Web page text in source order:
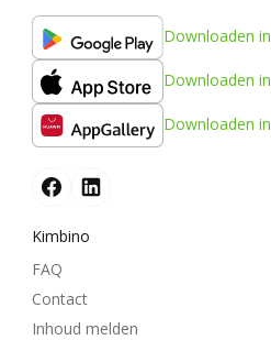
Downloaden in
Downloaden in
Downloaden in
Kimbino
FAQ
Contact
Inhoud melden